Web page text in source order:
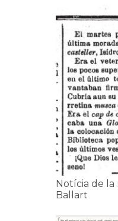
Notícia de la
Ballart